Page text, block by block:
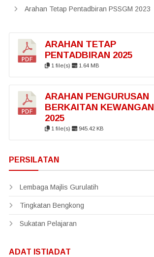
Arahan Tetap Pentadbiran PSSGM 2023
ARAHAN TETAP
PENTADBIRAN 2025
1 file(s) 1.64 MB
ARAHAN PENGURUSAN
BERKAITAN KEWANGAN
2025
1 file(s) 945.42 KB
PERSILATAN
Lembaga Majlis Gurulatih
Tingkatan Bengkong
Sukatan Pelajaran
ADAT ISTIADAT